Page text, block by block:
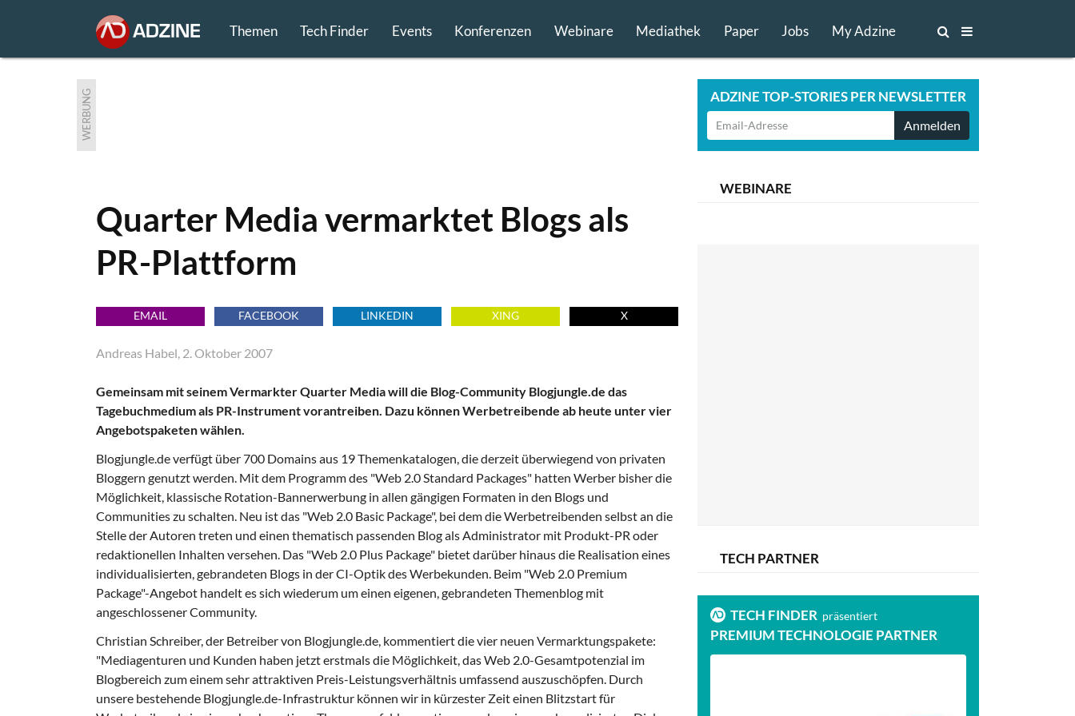
Themen Tech Finder Events Konferenzen Webinare Mediathek Paper Jobs My Adzine
WERBUNG ADZINE TOP-STORIES PER NEWSLETTER
Anmelden
Quarter Media vermarktet Blogs als
PR-Plattform
EMAIL FACEBOOK LINKEDIN XING X
Andreas Habel, 2. Oktober 2007
Gemeinsam mit seinem Vermarkter Quarter Media will die Blog-Community Blogjungle.de das
Tagebuchmedium als PR-Instrument vorantreiben. Dazu können Werbetreibende ab heute unter vier
Angebotspaketen wählen.
Blogjungle.de verfügt über 700 Domains aus 19 Themenkatalogen, die derzeit überwiegend von privaten
Bloggern genutzt werden. Mit dem Programm des "Web 2.0 Standard Packages" hatten Werber bisher die
Möglichkeit, klassische Rotation-Bannerwerbung in allen gängigen Formaten in den Blogs und
Communities zu schalten. Neu ist das "Web 2.0 Basic Package", bei dem die Werbetreibenden selbst an die
Stelle der Autoren treten und einen thematisch passenden Blog als Administrator mit Produkt-PR oder
redaktionellen Inhalten versehen. Das "Web 2.0 Plus Package" bietet darüber hinaus die Realisation eines
individualisierten, gebrandeten Blogs in der CI-Optik des Werbekunden. Beim "Web 2.0 Premium
Package"-Angebot handelt es sich wiederum um einen eigenen, gebrandeten Themenblog mit
angeschlossener Community.
Christian Schreiber, der Betreiber von Blogjungle.de, kommentiert die vier neuen Vermarktungspakete:
"Mediagenturen und Kunden haben jetzt erstmals die Möglichkeit, das Web 2.0-Gesamtpotenzial im
Blogbereich zum einem sehr attraktiven Preis-Leistungsverhältnis umfassend auszuschöpfen. Durch
unsere bestehende Blogjungle.de-Infrastruktur können wir in kürzester Zeit einen Blitzstart für
WEBINARE
TECH PARTNER
TECH FINDER präsentiert
PREMIUM TECHNOLOGIE PARTNER